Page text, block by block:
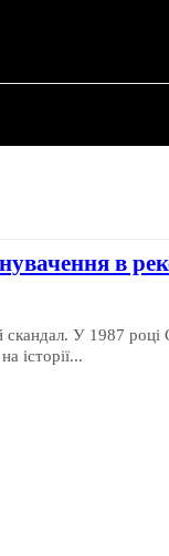
в
У 1987
історії...